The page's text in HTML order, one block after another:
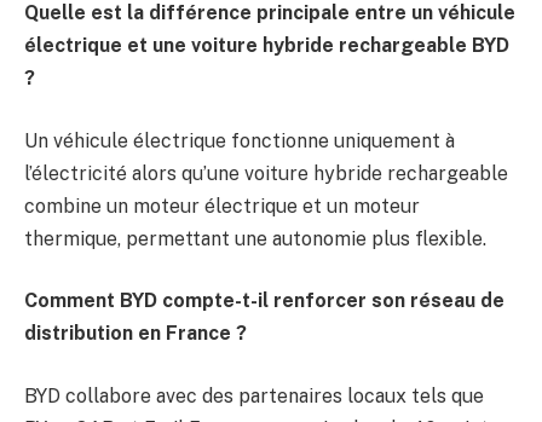
Quelle est la différence principale entre un véhicule
électrique et une voiture hybride rechargeable BYD
?
Un véhicule électrique fonctionne uniquement à
l’électricité alors qu’une voiture hybride rechargeable
combine un moteur électrique et un moteur
thermique, permettant une autonomie plus flexible.
Comment BYD compte-t-il renforcer son réseau de
distribution en France ?
BYD collabore avec des partenaires locaux tels que